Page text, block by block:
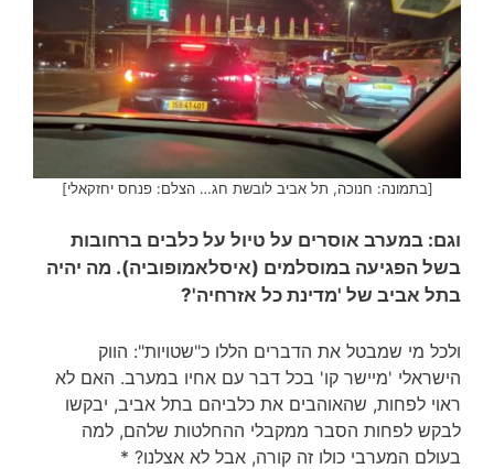
[בתמונה: חנוכה, תל אביב לובשת חג… הצלם: פנחס יחזקאלי]
וגם: במערב אוסרים על טיול על כלבים ברחובות
בשל הפגיעה במוסלמים (איסלאמופוביה). מה יהיה
בתל אביב של 'מדינת כל אזרחיה'?
ולכל מי שמבטל את הדברים הללו כ"שטויות": הווק
הישראלי 'מיישר קו' בכל דבר עם אחיו במערב. האם לא
ראוי לפחות, שהאוהבים את כלביהם בתל אביב, יבקשו
לבקש לפחות הסבר ממקבלי ההחלטות שלהם, למה
בעולם המערבי כולו זה קורה, אבל לא אצלנו? *